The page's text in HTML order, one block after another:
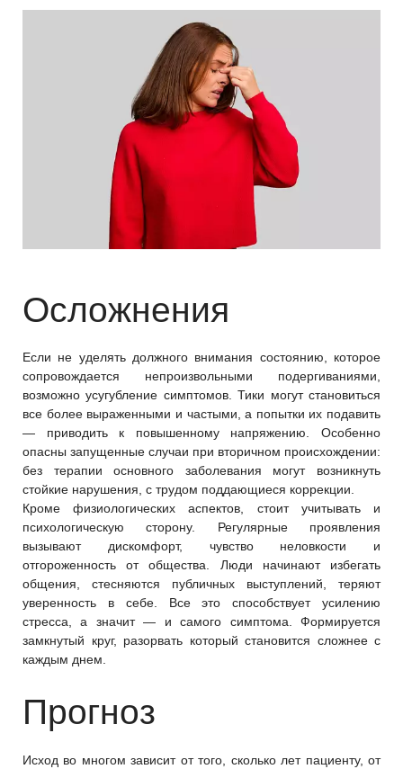
Осложнения
Если не уделять должного внимания состоянию, которое
сопровождается непроизвольными подергиваниями,
возможно усугубление симптомов. Тики могут становиться
все более выраженными и частыми, а попытки их подавить
— приводить к повышенному напряжению. Особенно
опасны запущенные случаи при вторичном происхождении:
без терапии основного заболевания могут возникнуть
стойкие нарушения, с трудом поддающиеся коррекции.
Кроме физиологических аспектов, стоит учитывать и
психологическую сторону. Регулярные проявления
вызывают дискомфорт, чувство неловкости и
отгороженность от общества. Люди начинают избегать
общения, стесняются публичных выступлений, теряют
уверенность в себе. Все это способствует усилению
стресса, а значит — и самого симптома. Формируется
замкнутый круг, разорвать который становится сложнее с
каждым днем.
Прогноз
Исход во многом зависит от того, сколько лет пациенту, от